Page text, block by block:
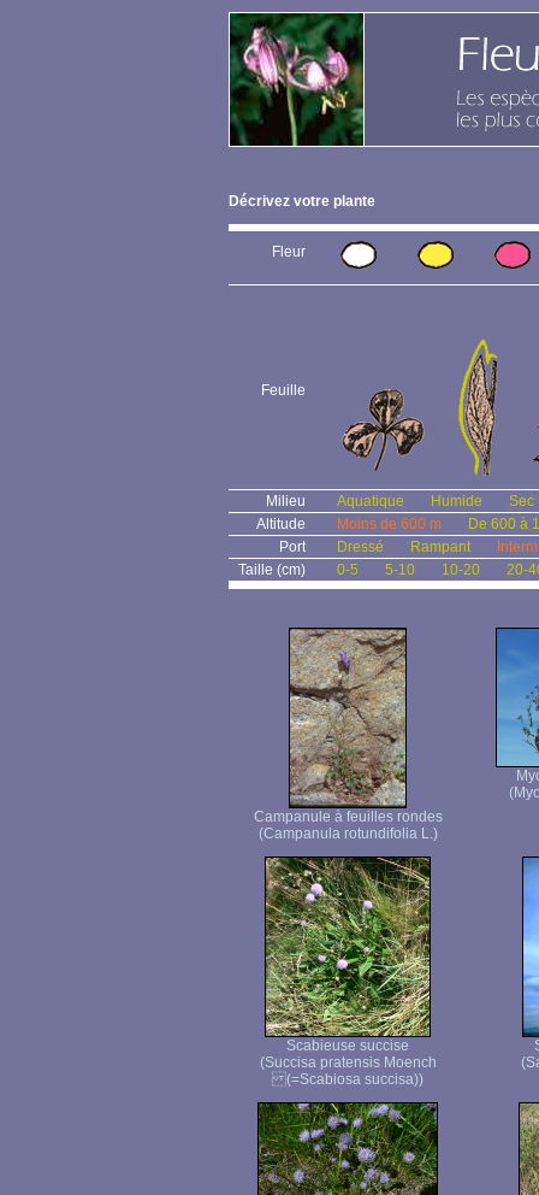
Décrivez votre plante
Fleur
Feuille
Milieu Aquatique Humide
Sec
Altitude
Moins de 600 m
De 600 à
Port
Dressé Rampant
Taille (cm)
0-5 5-10 10-20 20-
Campanule à feuilles rondes
(Campanula rotundifolia L.)
Scabieuse succise
(Succisa pratensis Moench
(=Scabiosa succisa))